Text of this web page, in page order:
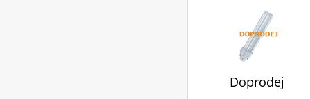
Doprodej